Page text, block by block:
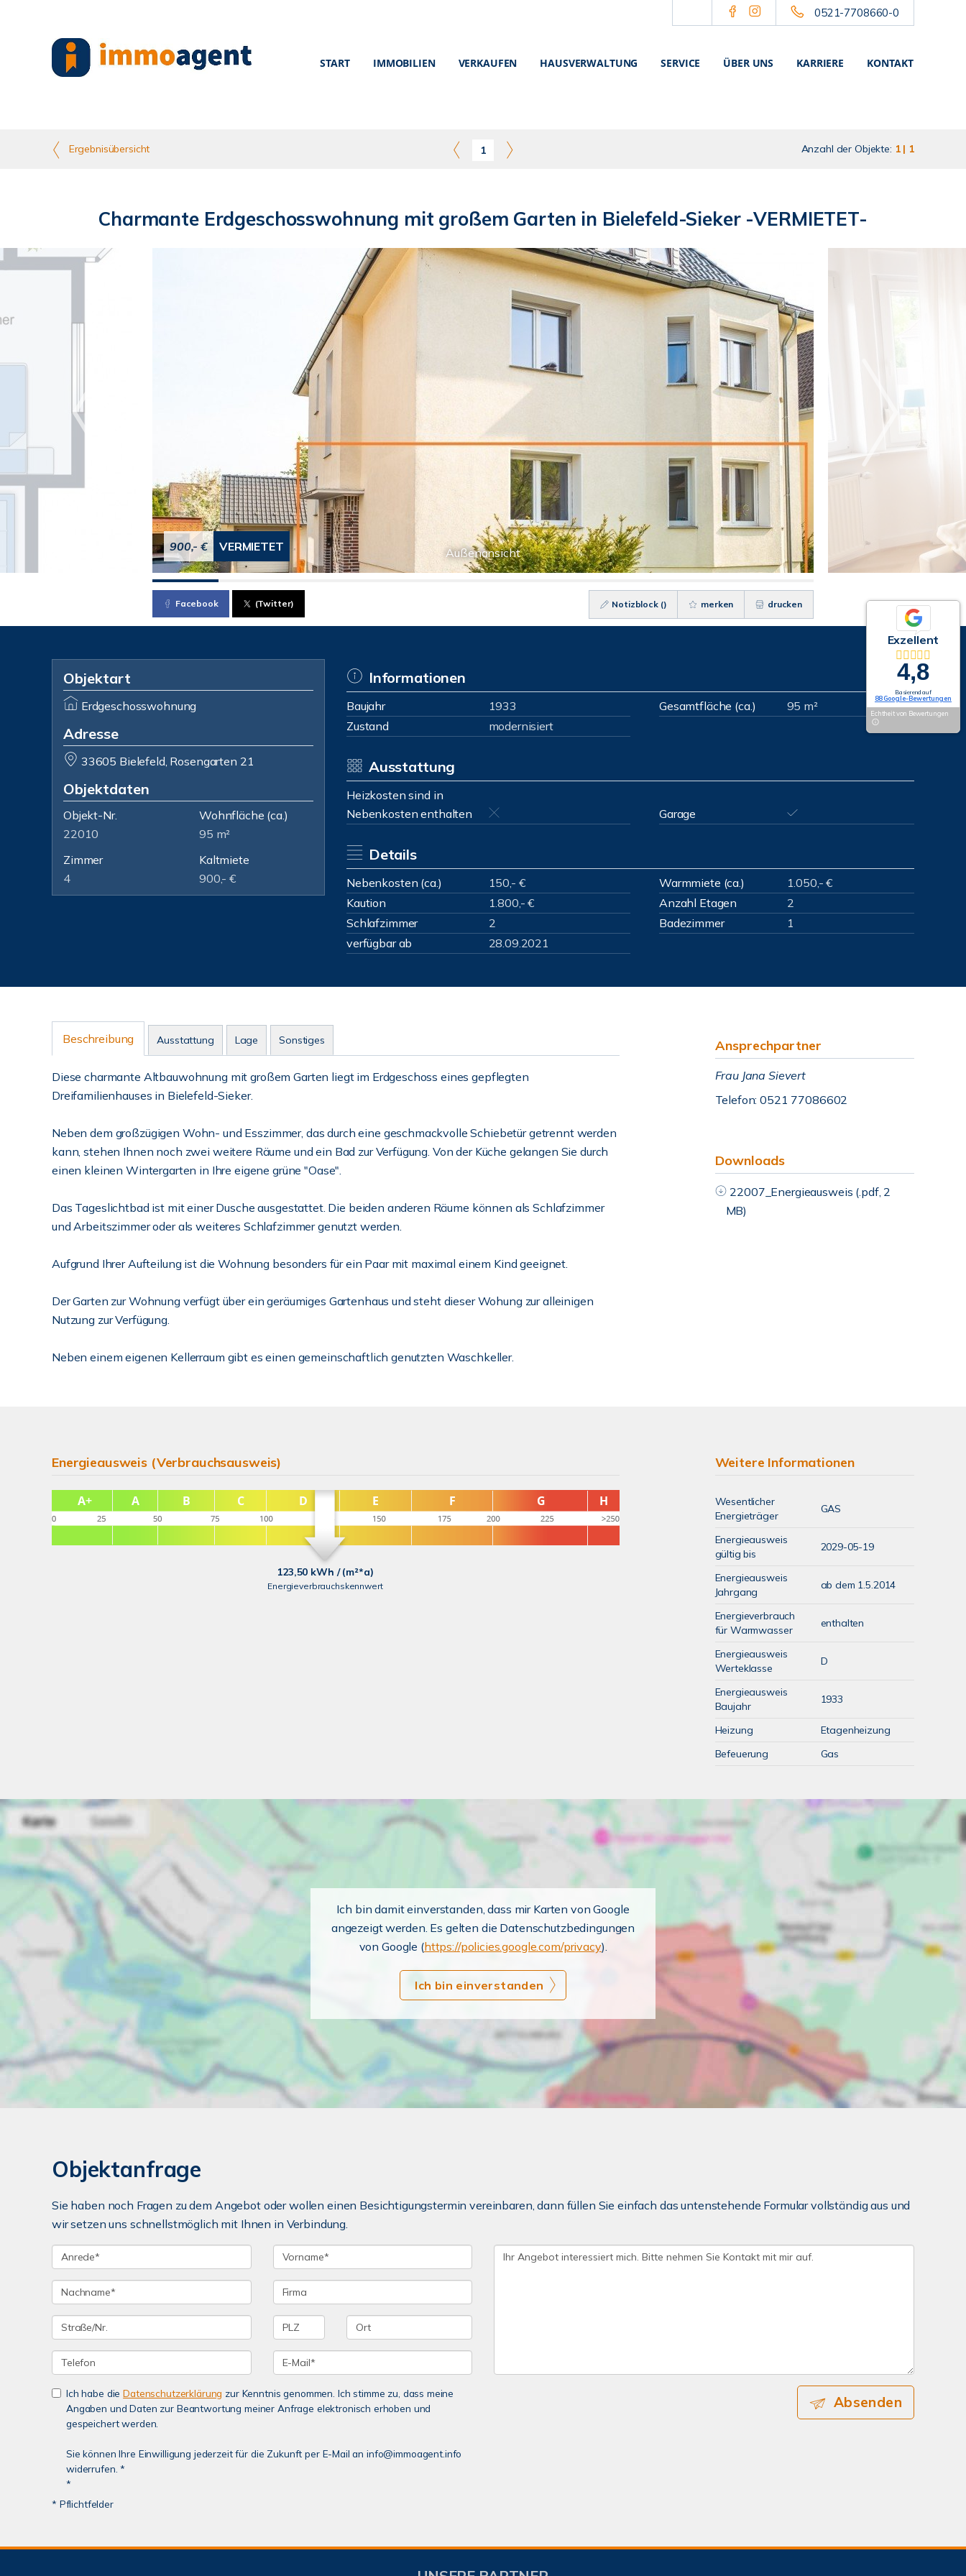
0521-7708660-0
START IMMOBILIEN VERKAUFEN HAUSVERWALTUNG SERVICE ÜBER UNS KARRIERE KONTAKT
Ergebnisübersicht 1 Anzahl der Objekte: 1 | 1
Charmante Erdgeschosswohnung mit großem Garten in Bielefeld-Sieker -VERMIETET-
Außenansicht
900,- € VERMIETET
Facebook (Twitter) Notizblock () merken drucken
Objektart
Erdgeschosswohnung
Adresse
33605 Bielefeld, Rosengarten 21
Objektdaten
Objekt-Nr.
22010
Wohnfläche (ca.)
95 m²
Zimmer
4
Kaltmiete
900,- €
Informationen
Baujahr 1933 Gesamtfläche (ca.)
95 m²
Zustand
modernisiert
Ausstattung
Heizkosten sind in
Nebenkosten enthalten
Garage
Details
Nebenkosten (ca.) 150,- € Warmmiete (ca.)
1.050,- €
Kaution
1.800,- € Anzahl Etagen
2
Schlafzimmer
2 Badezimmer
1
verfügbar ab
28.09.2021
Beschreibung Ausstattung Lage Sonstiges
Diese charmante Altbauwohnung mit großem Garten liegt im Erdgeschoss eines gepflegten
Dreifamilienhauses in Bielefeld-Sieker.
Neben dem großzügigen Wohn- und Esszimmer, das durch eine geschmackvolle Schiebetür getrennt werden
kann, stehen Ihnen noch zwei weitere Räume und ein Bad zur Verfügung. Von der Küche gelangen Sie durch
einen kleinen Wintergarten in Ihre eigene grüne "Oase".
Das Tageslichtbad ist mit einer Dusche ausgestattet. Die beiden anderen Räume können als Schlafzimmer
und Arbeitszimmer oder als weiteres Schlafzimmer genutzt werden.
Aufgrund Ihrer Aufteilung ist die Wohnung besonders für ein Paar mit maximal einem Kind geeignet.
Der Garten zur Wohnung verfügt über ein geräumiges Gartenhaus und steht dieser Wohung zur alleinigen
Nutzung zur Verfügung.
Neben einem eigenen Kellerraum gibt es einen gemeinschaftlich genutzten Waschkeller.
Ansprechpartner
Frau Jana Sievert
Telefon: 0521 77086602
Downloads
22007_Energieausweis (.pdf, 2
MB)
Energieausweis (Verbrauchsausweis)
123,50 kWh / (m²*a)
Energieverbrauchskennwert
Weitere Informationen
Wesentlicher
Energieträger
GAS
Energieausweis
gültig bis
2029-05-19
Energieausweis
Jahrgang
ab dem 1.5.2014
Energieverbrauch
für Warmwasser
enthalten
Energieausweis
Werteklasse
D
Energieausweis
Baujahr
1933
Heizung
Etagenheizung
Befeuerung
Gas
Ich bin damit einverstanden, dass mir Karten von Google
angezeigt werden. Es gelten die Datenschutzbedingungen
von Google (https://policies.google.com/privacy).
Ich bin einverstanden
Objektanfrage
Sie haben noch Fragen zu dem Angebot oder wollen einen Besichtigungstermin vereinbaren, dann füllen Sie einfach das untenstehende Formular vollständig aus und
wir setzen uns schnellstmöglich mit Ihnen in Verbindung.
Ich habe dieDatenschutzerklärung zur Kenntnis genommen. Ich stimme zu, dass meine
Angaben und Daten zur Beantwortung meiner Anfrage elektronisch erhoben und
gespeichert werden.
Sie können Ihre Einwilligung jederzeit für die Zukunft per E-Mail an info@immoagent.info
widerrufen. *
*
* Pflichtfelder
Absenden
Exzellent
4,8
Basierend auf
88 Google-Bewertungen
Echtheit von Bewertungen